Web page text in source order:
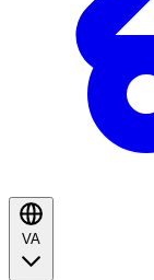
VA